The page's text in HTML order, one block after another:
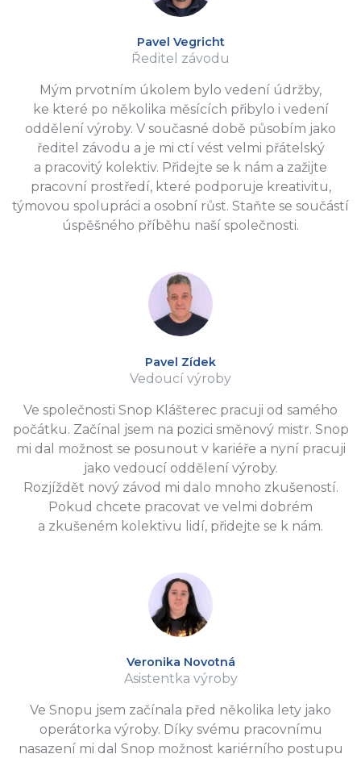
Pavel Vegricht
Ředitel závodu
Mým prvotním úkolem bylo vedení údržby,
ke které po několika měsících přibylo i vedení
oddělení výroby. V současné době působím jako
ředitel závodu a je mi ctí vést velmi přátelský
a pracovitý kolektiv. Přidejte se k nám a zažijte
pracovní prostředí, které podporuje kreativitu,
týmovou spolupráci a osobní růst. Staňte se součástí
úspěšného příběhu naší společnosti.
Pavel Zídek
Vedoucí výroby
Ve společnosti Snop Klášterec pracuji od samého
počátku. Začínal jsem na pozici směnový mistr. Snop
mi dal možnost se posunout v kariéře a nyní pracuji
jako vedoucí oddělení výroby.
Rozjíždět nový závod mi dalo mnoho zkušeností.
Pokud chcete pracovat ve velmi dobrém
a zkušeném kolektivu lidí, přidejte se k nám.
Veronika Novotná
Asistentka výroby
Ve Snopu jsem začínala před několika lety jako
operátorka výroby. Díky svému pracovnímu
nasazení mi dal Snop možnost kariérního postupu